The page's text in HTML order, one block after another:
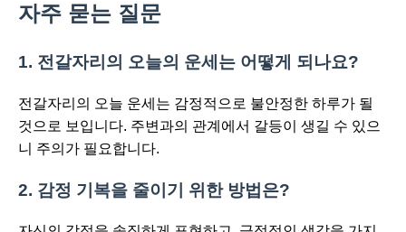
자주 묻는 질문
1. 전갈자리의 오늘의 운세는 어떻게 되나요?
전갈자리의 오늘 운세는 감정적으로 불안정한 하루가 될
것으로 보입니다. 주변과의 관계에서 갈등이 생길 수 있으
니 주의가 필요합니다.
2. 감정 기복을 줄이기 위한 방법은?